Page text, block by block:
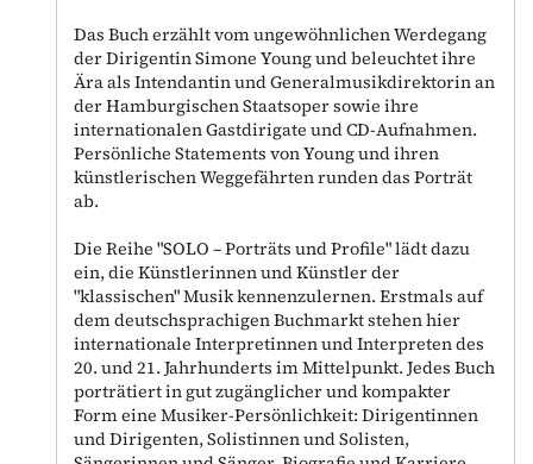
Das Buch erzählt vom ungewöhnlichen Werdegang
der Dirigentin Simone Young und beleuchtet ihre
Ära als Intendantin und Generalmusikdirektorin an
der Hamburgischen Staatsoper sowie ihre
internationalen Gastdirigate und CD-Aufnahmen.
Persönliche Statements von Young und ihren
künstlerischen Weggefährten runden das Porträt
ab.
Die Reihe "SOLO – Porträts und Profile" lädt dazu
ein, die Künstlerinnen und Künstler der
"klassischen" Musik kennenzulernen. Erstmals auf
dem deutschsprachigen Buchmarkt stehen hier
internationale Interpretinnen und Interpreten des
20. und 21. Jahrhunderts im Mittelpunkt. Jedes Buch
porträtiert in gut zugänglicher und kompakter
Form eine Musiker-Persönlichkeit: Dirigentinnen
und Dirigenten, Solistinnen und Solisten,